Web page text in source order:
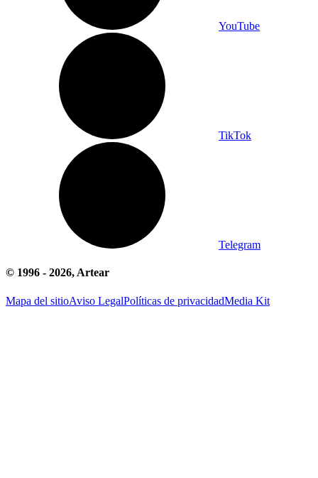
YouTube
TikTok
Telegram
© 1996 - 2026, Artear
Mapa del sitioAviso LegalPolíticas de privacidadMedia Kit